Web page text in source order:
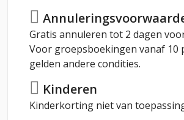
Gratis annuleren tot 2 dagen
Voor groepsboekingen vanaf 10
gelden andere condities.
Kinderen
Kinderkorting niet van